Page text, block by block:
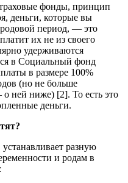
фонды, принцип
деньги, которые вы
период, — это
их не из своего
удерживаются
в Социальный фонд
в размере 100%
(но не больше
ней ниже) [2]. То есть это
деньги.
разную
и родам в